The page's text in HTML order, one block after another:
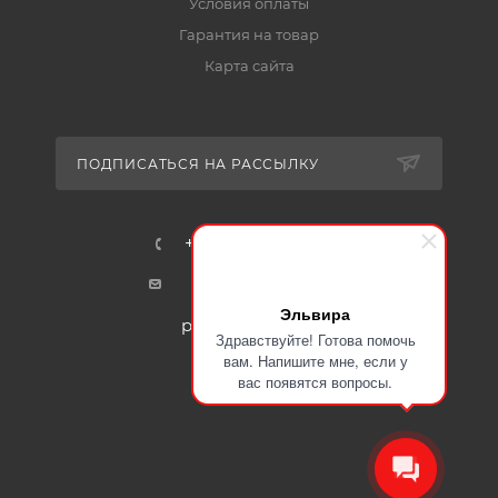
Эльвира
Здравствуйте! Готова помочь
вам. Напишите мне, если у
вас появятся вопросы.
Гарантия на товар
Карта сайта
ПОДПИСАТЬСЯ НА РАССЫЛКУ
+7-915-401-91-17
plast@certa-plast.ru